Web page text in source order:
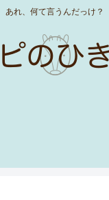
あれ、何て言うんだっけ？